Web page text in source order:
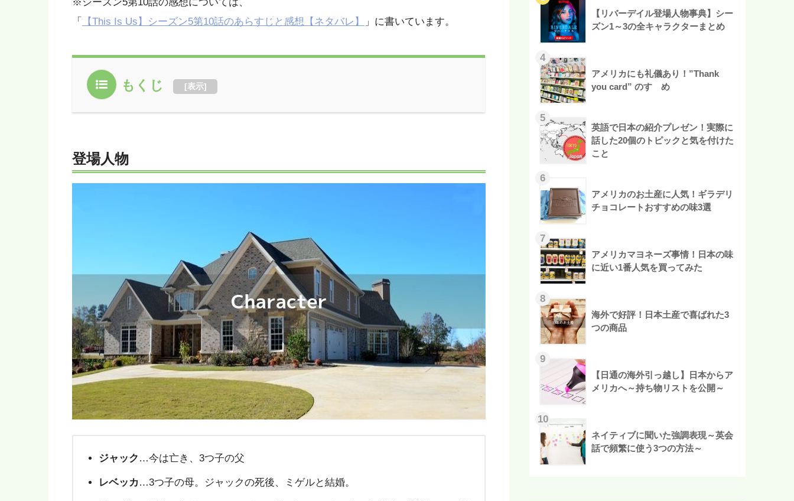
「
【This Is Us】シーズン5第10話のあらすじと感想【ネタバレ】 」に書いています。
もくじ [表示]
登場人物
ジャック …今は亡き、3つ子の父
レベッカ …3つ子の母。ジャックの死後、ミゲルと結婚。
【リバーデイル登場人物事典】シー
ズン1～3の全キャラクターまとめ
アメリカにも礼儀あり！”Thank
you card” のすゝめ
英語で日本の紹介プレゼン！実際に
話した20個のトピックと気を付けた
こと
アメリカのお土産に人気！ギラデリ
チョコレートおすすめの味3選
アメリカマヨネーズ事情！日本の味
に近い1番人気を買ってみた
海外で好評！日本土産で喜ばれた3
つの商品
【日通の海外引っ越し】日本からア
メリカへ～持ち物リストを公開～
ネイティブに聞いた強調表現～英会
話で頻繁に使う3つの方法～